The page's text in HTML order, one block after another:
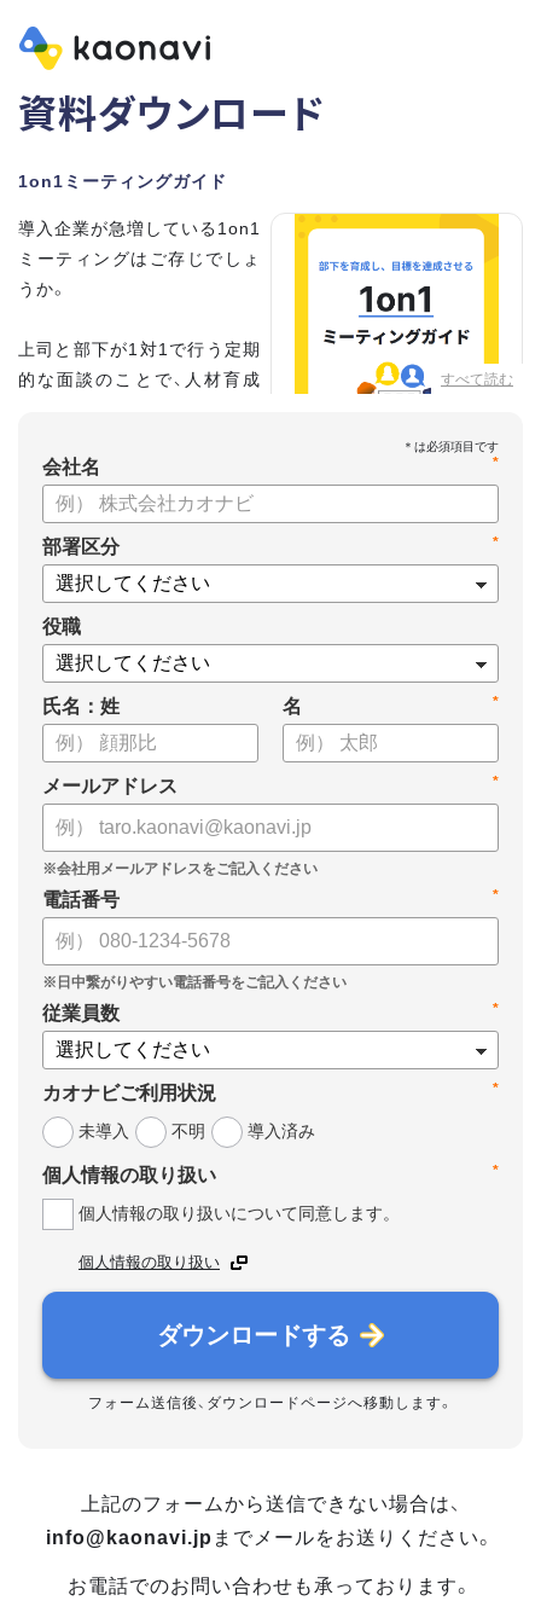
資料ダウンロード
1on1ミーティングガイド
すべて読む
導入企業が急増している1on1
ミーティングはご存じでしょ
うか。
上司と部下が1対1で行う定期
的な面談のことで、人材育成
こちらの資料では、
・1on1とは何か？
・1on1の基本的なやり方
・ 1on1 の基本アジェンダと質問例
についてまとめましたので、ぜひお役立てください。
*
会社名
*
部署区分
役職
氏名：姓 *
名
*
メールアドレス
*
電話番号
*
従業員数
*
カオナビご利用状況
未導入
不明 導入済み
*
個人情報の取り扱い
個人情報の取り扱いについて同意します。
個人情報の取り扱い
ダウンロードする
フォーム送信後、ダウンロードページへ移動します。
上記のフォームから送信できない場合は、
info@kaonavi.jp までメールをお送りください。
お電話でのお問い合わせも承っております。